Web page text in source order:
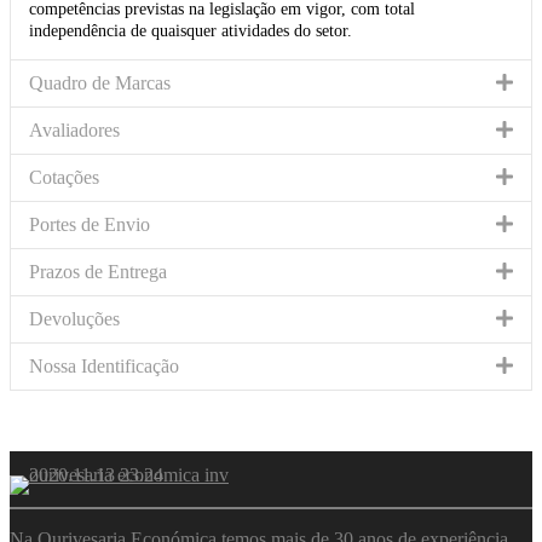
competências previstas na legislação em vigor, com total
independência de quaisquer atividades do setor.
Quadro de Marcas
Avaliadores
Cotações
Portes de Envio
Prazos de Entrega
Devoluções
Nossa Identificação